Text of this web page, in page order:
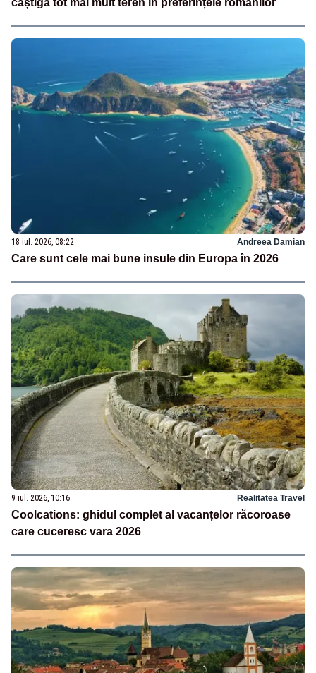
câștigă tot mai mult teren în preferințele românilor
18 iul. 2026, 08:22 Andreea Damian
Care sunt cele mai bune insule din Europa în 2026
9 iul. 2026, 10:16 Realitatea Travel
Coolcations: ghidul complet al vacanțelor răcoroase
care cuceresc vara 2026